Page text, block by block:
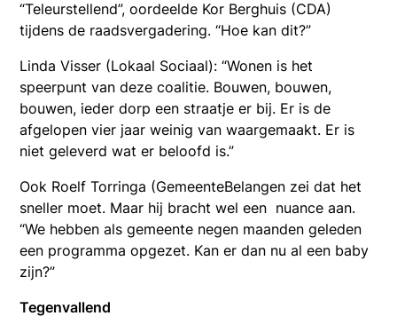
“Teleurstellend”, oordeelde Kor Berghuis (CDA)
tijdens de raadsvergadering. “Hoe kan dit?”
Linda Visser (Lokaal Sociaal): “Wonen is het
speerpunt van deze coalitie. Bouwen, bouwen,
bouwen, ieder dorp een straatje er bij. Er is de
afgelopen vier jaar weinig van waargemaakt. Er is
niet geleverd wat er beloofd is.”
Ook Roelf Torringa (GemeenteBelangen zei dat het
sneller moet. Maar hij bracht wel een nuance aan.
“We hebben als gemeente negen maanden geleden
een programma opgezet. Kan er dan nu al een baby
zijn?”
Tegenvallend